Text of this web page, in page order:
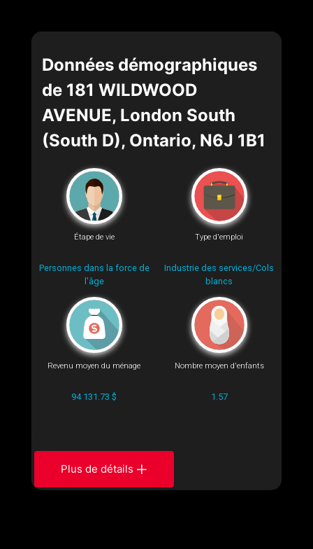
Données démographiques
de 181 WILDWOOD
AVENUE, London South
(South D), Ontario, N6J 1B1
Étape de vie
Personnes dans la force de
l'âge
Type d'emploi
Industrie des services/Cols
blancs
Revenu moyen du ménage
94 131.73 $
Nombre moyen d'enfants
1.57
Plus de détails